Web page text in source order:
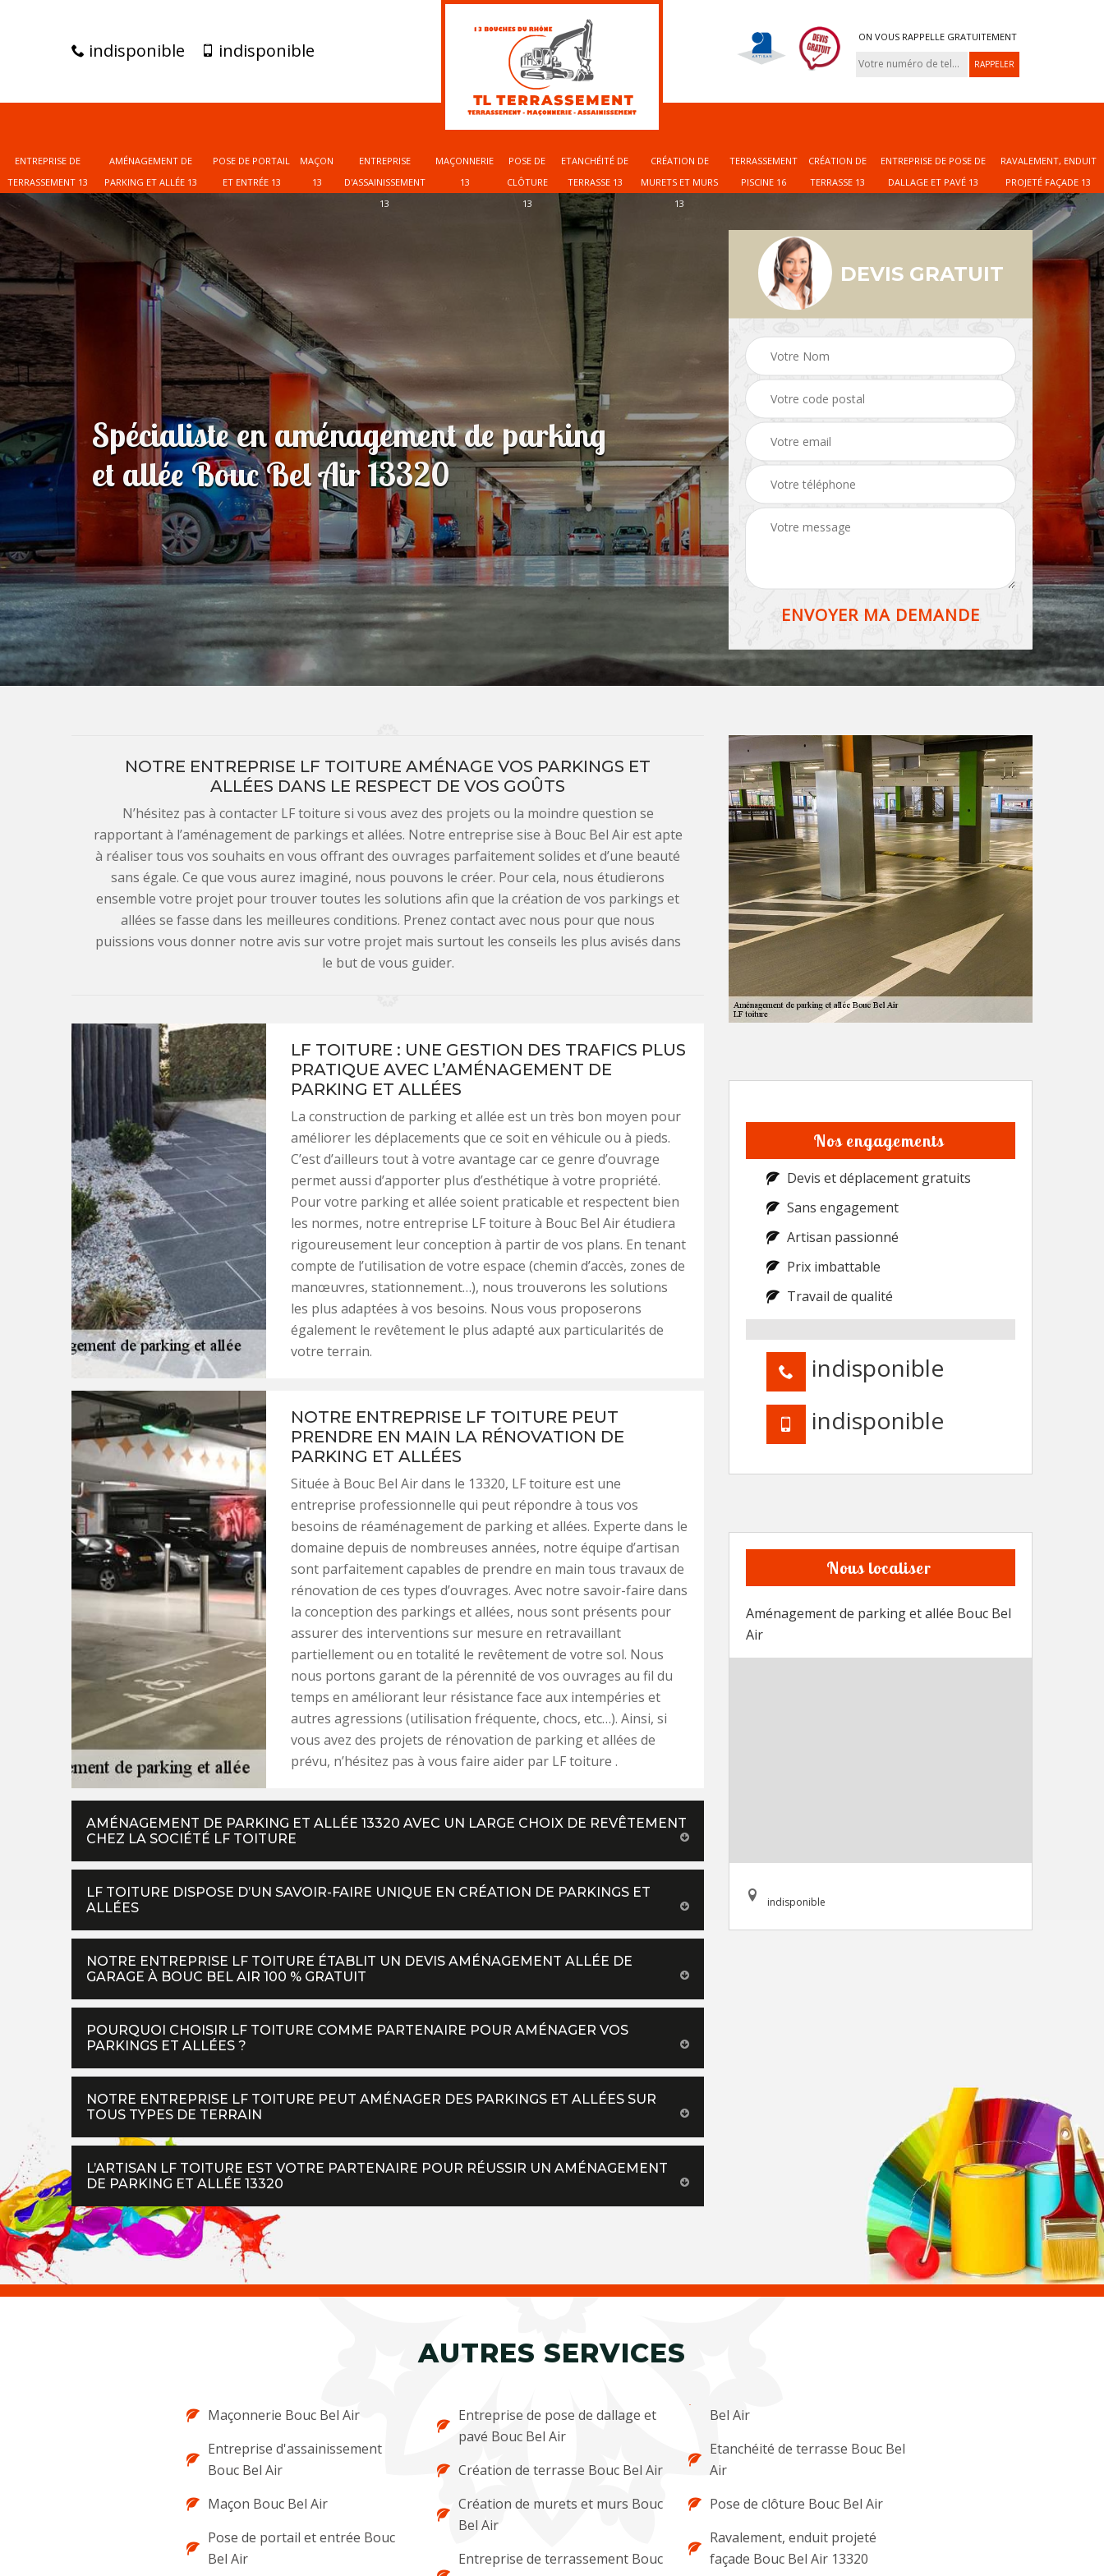
indisponible indisponible
ON VOUS RAPPELLE GRATUITEMENT
ENTREPRISE DE
TERRASSEMENT 13
AMÉNAGEMENT DE
PARKING ET ALLÉE 13
POSE DE PORTAIL
ET ENTRÉE 13
MAÇON
13
ENTREPRISE
D'ASSAINISSEMENT
13
MAÇONNERIE
13
POSE DE
CLÔTURE
13
ETANCHÉITÉ DE
TERRASSE 13
CRÉATION DE
MURETS ET MURS
13
TERRASSEMENT
PISCINE 16
CRÉATION DE
TERRASSE 13
ENTREPRISE DE POSE DE
DALLAGE ET PAVÉ 13
RAVALEMENT, ENDUIT
PROJETÉ FAÇADE 13
Spécialiste en aménagement de parking
et allée Bouc Bel Air 13320
DEVIS GRATUIT
NOTRE ENTREPRISE LF TOITURE AMÉNAGE VOS PARKINGS ET
ALLÉES DANS LE RESPECT DE VOS GOÛTS
N’hésitez pas à contacter LF toiture si vous avez des projets ou la moindre question se
rapportant à l’aménagement de parkings et allées. Notre entreprise sise à Bouc Bel Air est apte
à réaliser tous vos souhaits en vous offrant des ouvrages parfaitement solides et d’une beauté
sans égale. Ce que vous aurez imaginé, nous pouvons le créer. Pour cela, nous étudierons
ensemble votre projet pour trouver toutes les solutions afin que la création de vos parkings et
allées se fasse dans les meilleures conditions. Prenez contact avec nous pour que nous
puissions vous donner notre avis sur votre projet mais surtout les conseils les plus avisés dans
le but de vous guider.
LF TOITURE : UNE GESTION DES TRAFICS PLUS
PRATIQUE AVEC L’AMÉNAGEMENT DE
PARKING ET ALLÉES
La construction de parking et allée est un très bon moyen pour
améliorer les déplacements que ce soit en véhicule ou à pieds.
C’est d’ailleurs tout à votre avantage car ce genre d’ouvrage
permet aussi d’apporter plus d’esthétique à votre propriété.
Pour votre parking et allée soient praticable et respectent bien
les normes, notre entreprise LF toiture à Bouc Bel Air étudiera
rigoureusement leur conception à partir de vos plans. En tenant
compte de l’utilisation de votre espace (chemin d’accès, zones de
manœuvres, stationnement…), nous trouverons les solutions
les plus adaptées à vos besoins. Nous vous proposerons
également le revêtement le plus adapté aux particularités de
votre terrain.
NOTRE ENTREPRISE LF TOITURE PEUT
PRENDRE EN MAIN LA RÉNOVATION DE
PARKING ET ALLÉES
Située à Bouc Bel Air dans le 13320, LF toiture est une
entreprise professionnelle qui peut répondre à tous vos
besoins de réaménagement de parking et allées. Experte dans le
domaine depuis de nombreuses années, notre équipe d’artisan
sont parfaitement capables de prendre en main tous travaux de
rénovation de ces types d’ouvrages. Avec notre savoir-faire dans
la conception des parkings et allées, nous sont présents pour
assurer des interventions sur mesure en retravaillant
partiellement ou en totalité le revêtement de votre sol. Nous
nous portons garant de la pérennité de vos ouvrages au fil du
temps en améliorant leur résistance face aux intempéries et
autres agressions (utilisation fréquente, chocs, etc…). Ainsi, si
vous avez des projets de rénovation de parking et allées de
prévu, n’hésitez pas à vous faire aider par LF toiture .
AMÉNAGEMENT DE PARKING ET ALLÉE 13320 AVEC UN LARGE CHOIX DE REVÊTEMENT
CHEZ LA SOCIÉTÉ LF TOITURE
LF TOITURE DISPOSE D’UN SAVOIR-FAIRE UNIQUE EN CRÉATION DE PARKINGS ET
ALLÉES
NOTRE ENTREPRISE LF TOITURE ÉTABLIT UN DEVIS AMÉNAGEMENT ALLÉE DE
GARAGE À BOUC BEL AIR 100 % GRATUIT
POURQUOI CHOISIR LF TOITURE COMME PARTENAIRE POUR AMÉNAGER VOS
PARKINGS ET ALLÉES ?
NOTRE ENTREPRISE LF TOITURE PEUT AMÉNAGER DES PARKINGS ET ALLÉES SUR
TOUS TYPES DE TERRAIN
L’ARTISAN LF TOITURE EST VOTRE PARTENAIRE POUR RÉUSSIR UN AMÉNAGEMENT
DE PARKING ET ALLÉE 13320
Nos engagements
Devis et déplacement gratuits
Sans engagement
Artisan passionné
Prix imbattable
Travail de qualité
indisponible
indisponible
Nous localiser
Aménagement de parking et allée Bouc Bel
Air
indisponible
AUTRES SERVICES
Maçonnerie Bouc Bel Air
Entreprise d'assainissement
Bouc Bel Air
Maçon Bouc Bel Air
Pose de portail et entrée Bouc
Bel Air
Entreprise de pose de dallage et
pavé Bouc Bel Air
Création de terrasse Bouc Bel Air
Création de murets et murs Bouc
Bel Air
Entreprise de terrassement Bouc
Bel Air
Etanchéité de terrasse Bouc Bel
Air
Pose de clôture Bouc Bel Air
Ravalement, enduit projeté
façade Bouc Bel Air 13320